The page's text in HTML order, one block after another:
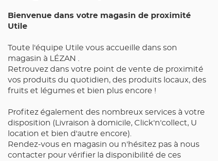
Bienvenue dans votre magasin de proximité
Utile
Toute l'équipe Utile vous accueille dans son
magasin à LÉZAN .
Retrouvez dans votre point de vente de proximité
vos produits du quotidien, des produits locaux, des
fruits et légumes et bien plus encore !
Profitez également des nombreux services à votre
disposition (Livraison à domicile, Click'n'collect, U
location et bien d'autre encore).
Rendez-vous en magasin ou n'hésitez pas à nous
contacter pour vérifier la disponibilité de ces